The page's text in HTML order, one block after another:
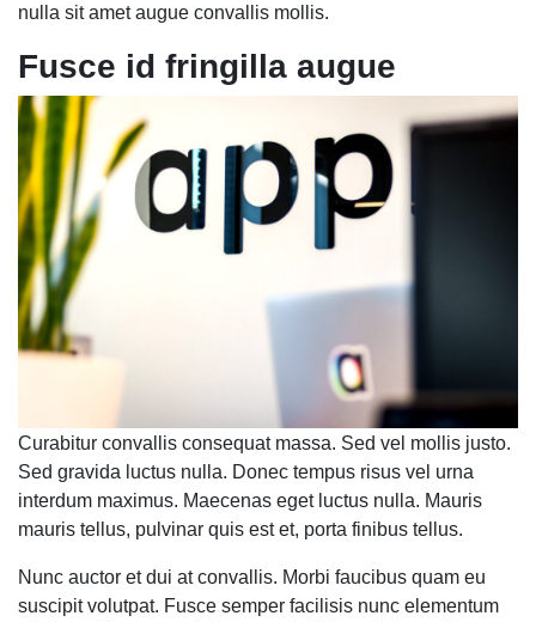
nulla sit amet augue convallis mollis.
Fusce id fringilla augue
Curabitur convallis consequat massa. Sed vel mollis justo.
Sed gravida luctus nulla. Donec tempus risus vel urna
interdum maximus. Maecenas eget luctus nulla. Mauris
mauris tellus, pulvinar quis est et, porta finibus tellus.
Nunc auctor et dui at convallis. Morbi faucibus quam eu
suscipit volutpat. Fusce semper facilisis nunc elementum